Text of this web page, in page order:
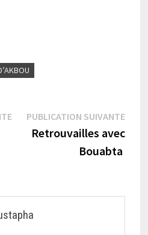
Publication
précédente :
PUBLICATION SUIVANTE
Retrouvailles avec
Bouabta